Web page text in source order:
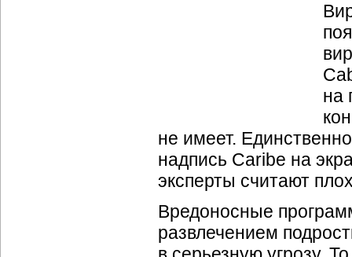
на
не имеет.
надпись Caribe на
эксперты считают
Вредоносные
развлечением